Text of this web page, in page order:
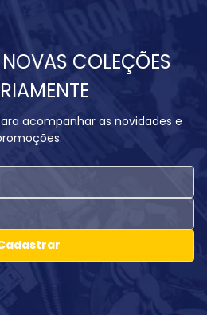
COLEÇÕES
acompanhar as novidades e